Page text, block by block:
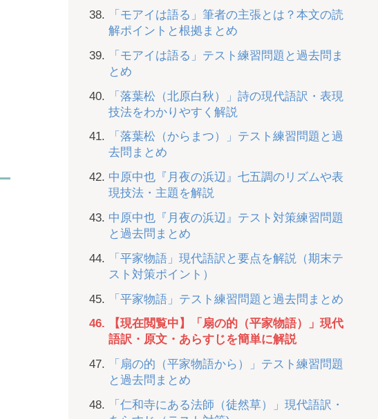
「モアイは語る」筆者の主張とは？本文の読
解ポイントと根拠まとめ
「モアイは語る」テスト練習問題と過去問ま
とめ
「落葉松（北原白秋）」詩の現代語訳・表現
技法をわかりやすく解説
「落葉松（からまつ）」テスト練習問題と過
去問まとめ
中原中也『月夜の浜辺』七五調のリズムや表
現技法・主題を解説
中原中也『月夜の浜辺』テスト対策練習問題
と過去問まとめ
「平家物語」現代語訳と要点を解説（期末テ
スト対策ポイント）
「平家物語」テスト練習問題と過去問まとめ
【現在閲覧中】「扇の的（平家物語）」現代
語訳・原文・あらすじを簡単に解説
「扇の的（平家物語から）」テスト練習問題
と過去問まとめ
「仁和寺にある法師（徒然草）」現代語訳・